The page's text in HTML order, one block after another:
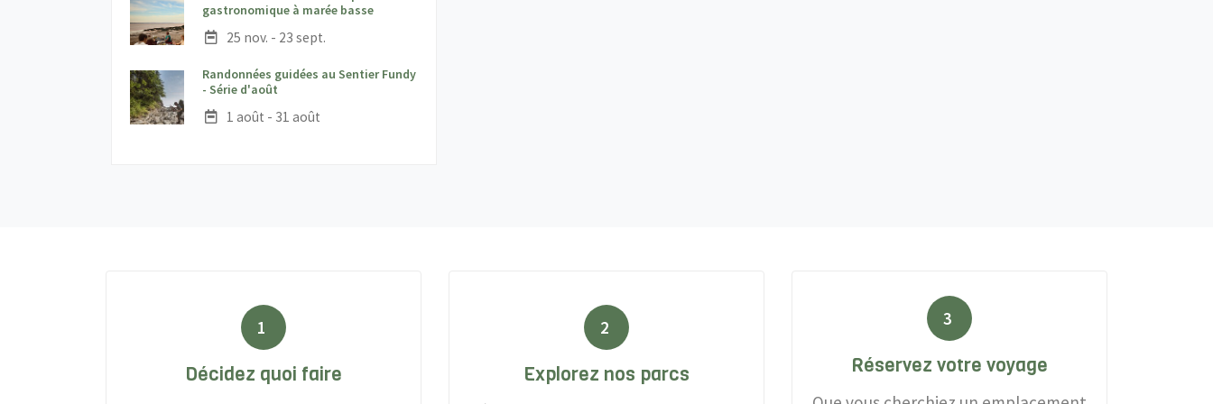
gastronomique à marée basse;
Date :
25 nov. - 23 sept.
Randonnées guidées au Sentier Fundy
- Série d'août;
Date :
1 août - 31 août
1
Décidez quoi faire
2
Explorez nos parcs
3
Réservez votre voyage